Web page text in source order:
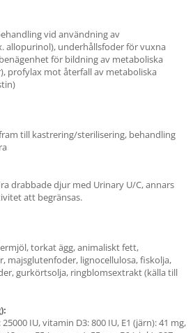
vid användning av
allopurinol), underhållsfoder för vuxna
för bildning av metaboliska
profylax mot återfall av metaboliska
till kastrering/sterilisering, behandling
drabbade djur med Urinary U/C, annars
att begränsas.
torkat ägg, animaliskt fett,
majsglutenfoder, lignocellulosa, fiskolja,
gurkörtsolja, ringblomsextrakt (källa till
IU, vitamin D3: 800 IU, E1 (järn): 41 mg,